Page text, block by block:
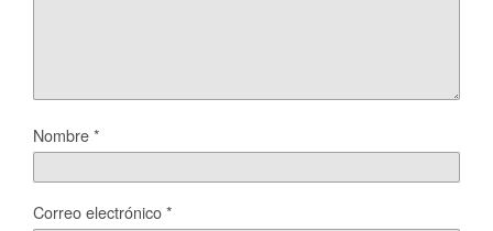
Nombre*
Correo electrónico*